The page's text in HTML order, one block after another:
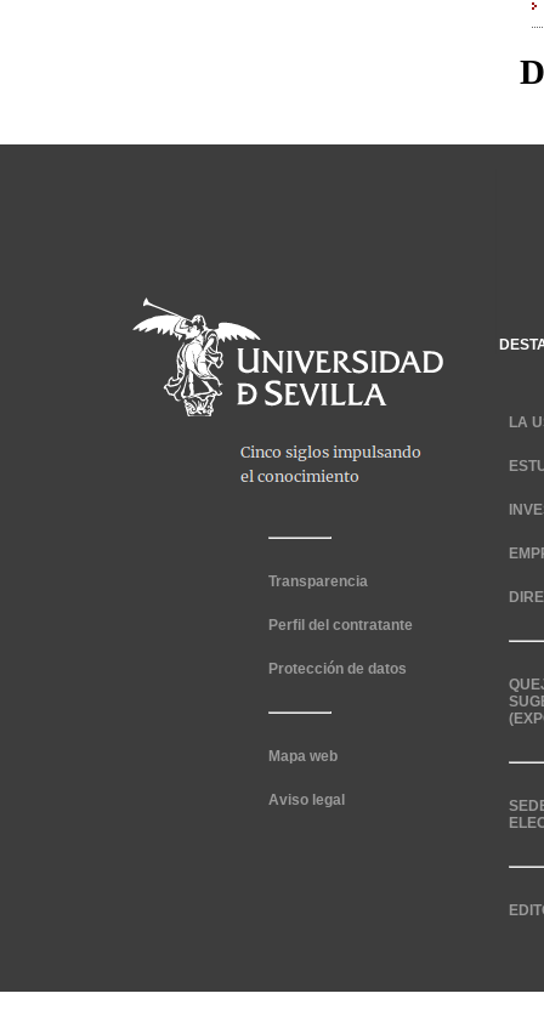
Transparencia
Perfil del contratante
Protección de datos
Mapa web
Aviso legal
LA